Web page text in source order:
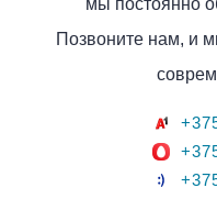
мы постоянно
Позвоните нам, и